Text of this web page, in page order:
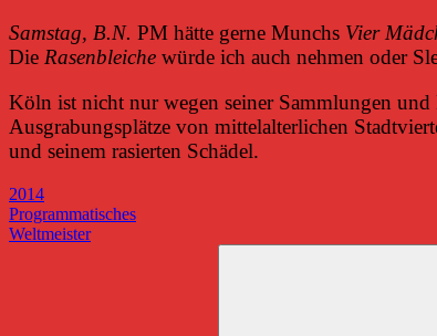
Samstag, B.N. PM hätte gerne Munchs Vier
Die Rasenbleiche würde ich auch nehmen oder
Köln ist nicht nur wegen seiner Sammlungen und
Ausgrabungsplätze von mittelalterlichen
und seinem rasierten Schädel.
2014
Beitragsnavigation
Vorheriger
Beitrag:
Programmatisches
Nächster
Weltmeister